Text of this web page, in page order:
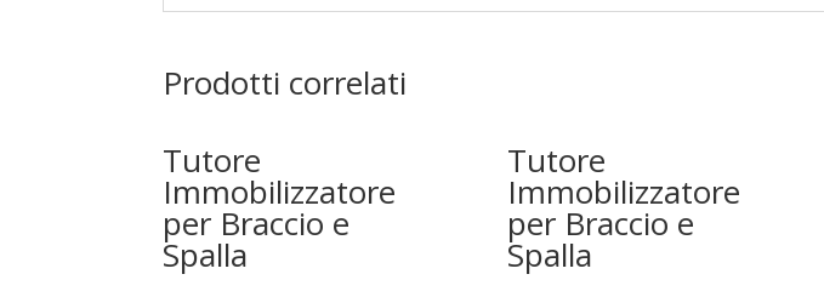
Prodotti correlati
Tutore
Immobilizzatore
per Braccio e
Spalla
Tutore
Immobilizzatore
per Braccio e
Spalla